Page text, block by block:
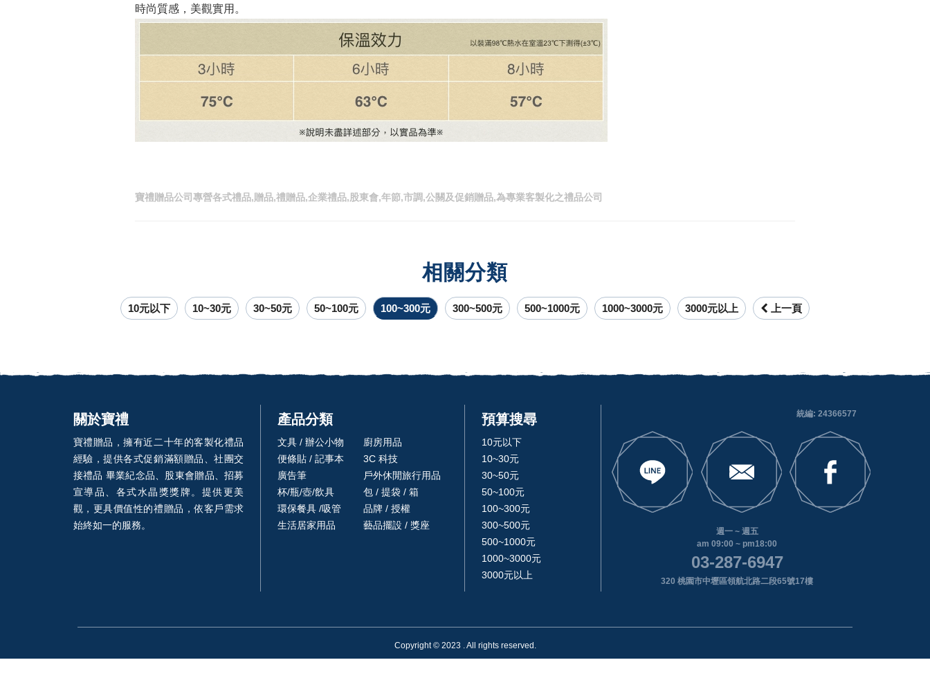
時尚質感，美觀實用。
寶禮贈品公司專營各式禮品,贈品,禮贈品,企業禮品,股東會,年節,市調,公關及促銷贈品,為專業客製化之禮品公司
相關分類
10元以下 10~30元 30~50元 50~100元 100~300元 300~500元 500~1000元 1000~3000元 3000元以上 上一頁
關於寶禮
寶禮贈品，擁有近二十年的客製化禮品
經驗，提供各式促銷滿額贈品、社團交
接禮品 畢業紀念品、股東會贈品、招募
宣導品、各式水晶獎獎牌。提供更美
觀，更具價值性的禮贈品，依客戶需求
始終如一的服務。
產品分類
文具 / 辦公小物
便條貼 / 記事本
廣告筆
杯/瓶/壺/飲具
環保餐具 /吸管
生活居家用品
廚房用品
3C 科技
戶外休閒旅行用品
包 / 提袋 / 箱
品牌 / 授權
藝品擺設 / 獎座
預算搜尋
10元以下
10~30元
30~50元
50~100元
100~300元
300~500元
500~1000元
1000~3000元
3000元以上
統編: 24366577
週一 ~ 週五
am 09:00 ~ pm18:00
03-287-6947
320 桃園市中壢區領航北路二段65號17樓
Copyright © 2023 . All rights reserved.